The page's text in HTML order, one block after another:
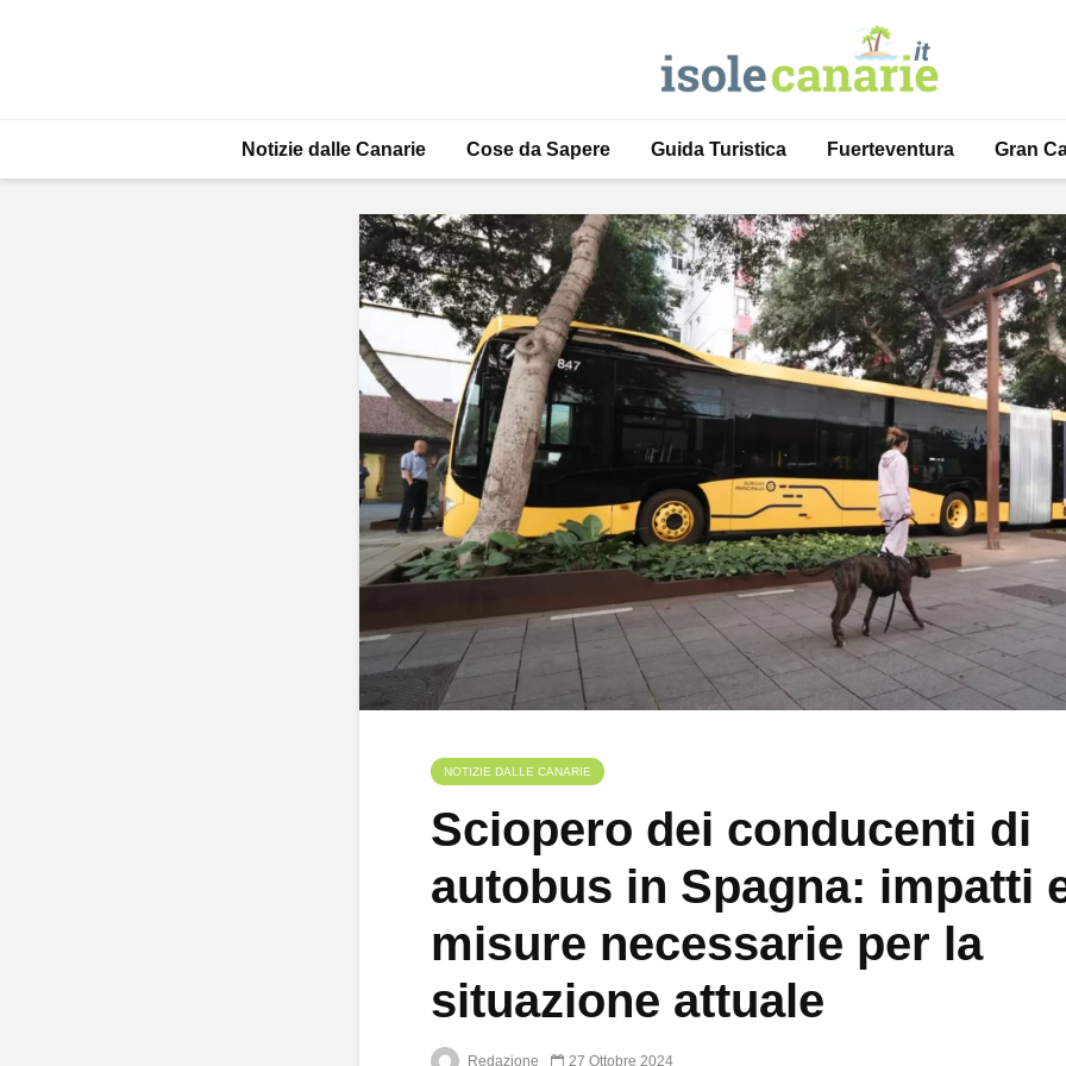
Notizie dalle Canarie Cose da Sapere Guida Turistica Fuerteventura Gran
NOTIZIE DALLE CANARIE
Sciopero dei conducenti di
autobus in Spagna: impatti
misure necessarie per la
situazione attuale
Redazione 27 Ottobre 2024